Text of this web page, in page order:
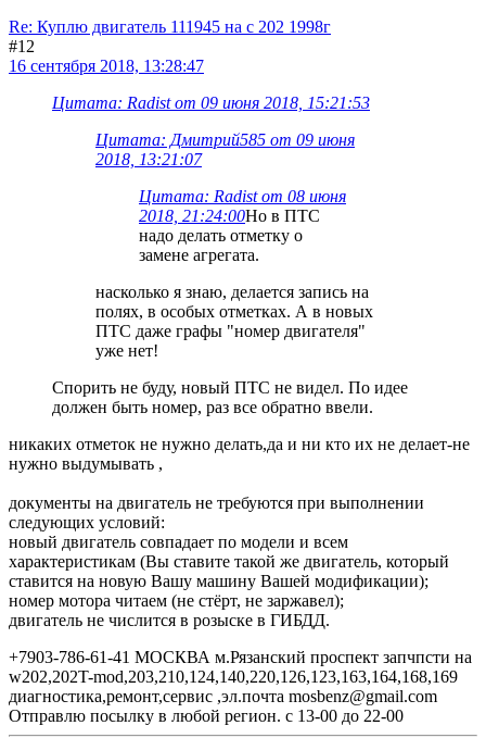
Re: Куплю двигатель 111945 на с 202 1998г
#12
16 сентября 2018, 13:28:47
Цитата: Radist от 09 июня 2018, 15:21:53
Цитата: Дмитрий585 от 09 июня
2018, 13:21:07
Цитата: Radist от 08 июня
2018, 21:24:00Но в ПТС
надо делать отметку о
замене агрегата.
насколько я знаю, делается запись на
полях, в особых отметках. А в новых
ПТС даже графы "номер двигателя"
уже нет!
Спорить не буду, новый ПТС не видел. По идее
должен быть номер, раз все обратно ввели.
никаких отметок не нужно делать,да и ни кто их не делает-не
нужно выдумывать ,
документы на двигатель не требуются при выполнении
следующих условий:
новый двигатель совпадает по модели и всем
характеристикам (Вы ставите такой же двигатель, который
ставится на новую Вашу машину Вашей модификации);
номер мотора читаем (не стёрт, не заржавел);
двигатель не числится в розыске в ГИБДД.
+7903-786-61-41 МОСКВА м.Рязанский проспект запчпсти на
w202,202T-mod,203,210,124,140,220,126,123,163,164,168,169
диагностика,ремонт,сервис ,эл.почта mosbenz@gmail.com
Отправлю посылку в любой регион. с 13-00 до 22-00